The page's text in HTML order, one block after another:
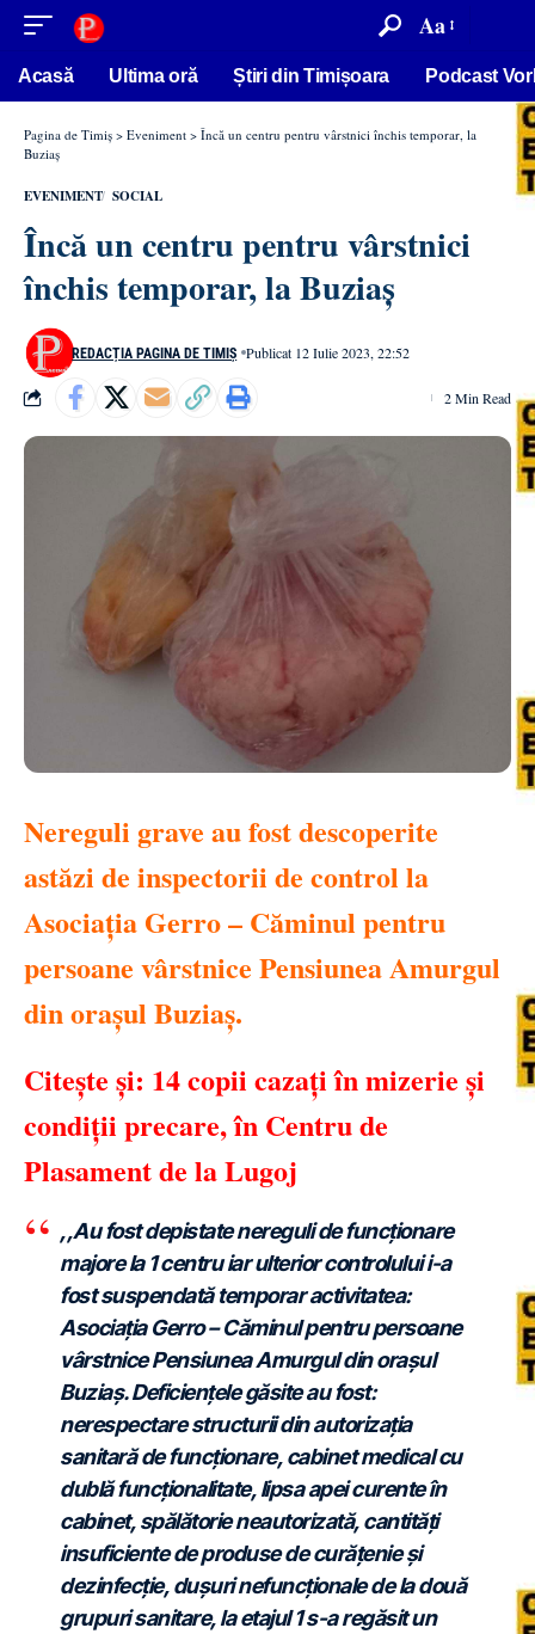
conținut Aa
Acasă Ultima oră Știri din Timișoara Podcast
Pagina de Timiș > Eveniment > Încă un centru pentru vârstnici închis temporar, la
Buziaș
EVENIMENT SOCIAL
Încă un centru pentru vârstnici
închis temporar, la Buziaș
REDACȚIA PAGINA DE TIMIȘ Publicat 12 Iulie 2023, 22:52
2 Min Read
Nereguli grave au fost descoperite
astăzi de inspectorii de control la
Asociația Gerro – Căminul pentru
persoane vârstnice Pensiunea Amurgul
din orașul Buziaș.
Citește și: 14 copii cazați în mizerie și
condiții precare, în Centru de
Plasament de la Lugoj
,,Au fost depistate nereguli de funcționare
majore la 1 centru iar ulterior controlului i-a
fost suspendată temporar activitatea:
Asociația Gerro – Căminul pentru persoane
vârstnice Pensiunea Amurgul din orașul
Buziaș. Deficiențele găsite au fost:
nerespectare structurii din autorizația
sanitară de funcționare, cabinet medical cu
dublă funcționalitate, lipsa apei curente în
cabinet, spălătorie neautorizată, cantități
insuficiente de produse de curățenie și
dezinfecție, dușuri nefuncționale de la două
grupuri sanitare, la etajul 1 s-a regăsit un